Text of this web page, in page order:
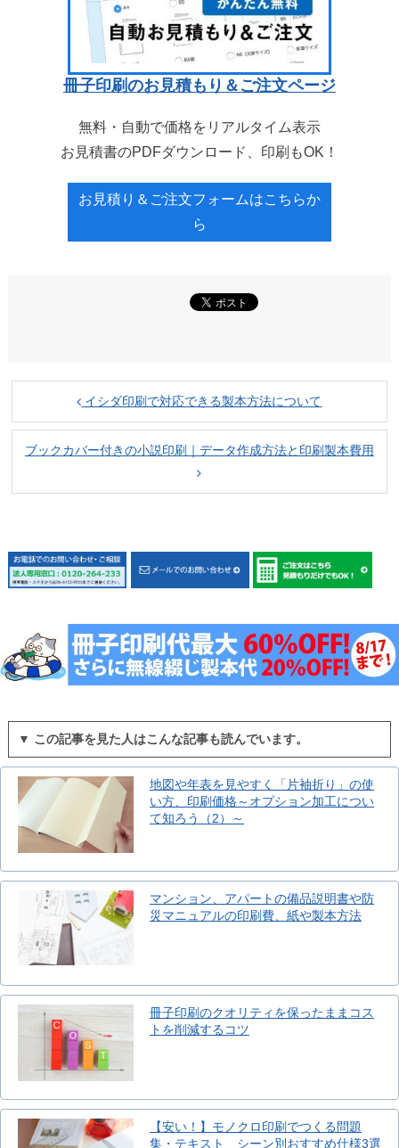
冊子印刷のお見積もり＆ご注文ページ
無料・自動で価格をリアルタイム表示
お見積書のPDFダウンロード、印刷もOK！
お見積り＆ご注文フォームはこちらか
ら
イシダ印刷で対応できる製本方法について
ブックカバー付きの小説印刷｜データ作成方法と印刷製本費用
▼ この記事を見た人はこんな記事も読んでいます。
地図や年表を見やすく「片袖折り」の使
い方、印刷価格～オプション加工につい
て知ろう（2）～
マンション、アパートの備品説明書や防
災マニュアルの印刷費、紙や製本方法
冊子印刷のクオリティを保ったままコス
トを削減するコツ
【安い！】モノクロ印刷でつくる問題
集・テキスト シーン別おすすめ仕様3選